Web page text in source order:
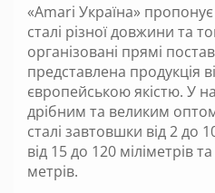
«Amari Україна»
сталі різної довжини та
організовані прямі
представлена ​​продукція
європейською якістю. У
дрібним та великим
сталі завтовшки від 2 до
від 15 до 120 міліметрів
метрів.